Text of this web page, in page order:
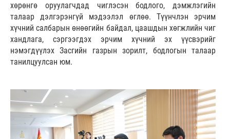
хөрөнгө оруулагчдад чиглэсэн бодлого, дэмжлэгийн
талаар дэлгэрэнгүй мэдээлэл өглөө. Түүнчлэн эрчим
хүчний салбарын өнөөгийн байдал, цаашдын хөгжлийн чиг
хандлага, сэргээгдэх эрчим хүчний эх үүсвэрийг
нэмэгдүүлэх Засгийн газрын зорилт, бодлогын талаар
танилцуулсан юм.